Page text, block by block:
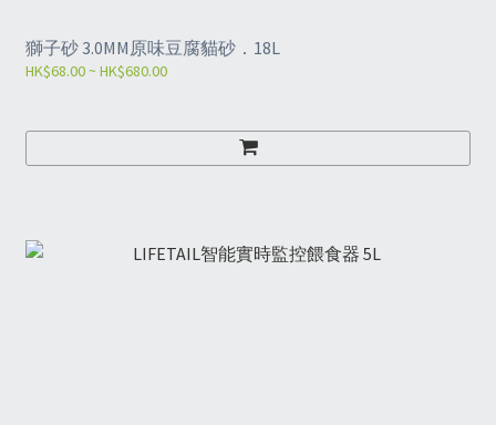
獅子砂 3.0MM原味豆腐貓砂．18L
HK$68.00 ~ HK$680.00